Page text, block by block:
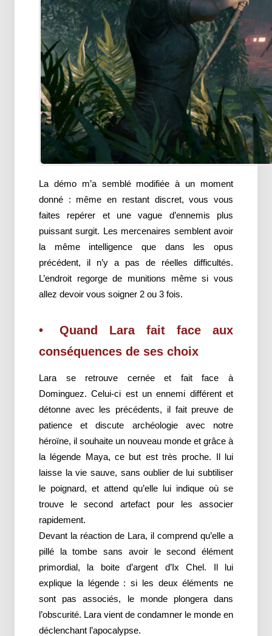
La démo m’a semblé modifiée à un moment
donné : même en restant discret, vous vous
faites repérer et une vague d’ennemis plus
puissant surgit. Les mercenaires semblent avoir
la même intelligence que dans les opus
précédent, il n’y a pas de réelles difficultés.
L’endroit regorge de munitions même si vous
allez devoir vous soigner 2 ou 3 fois.
Quand Lara fait face aux
conséquences de ses choix
Lara se retrouve cernée et fait face à
Dominguez. Celui-ci est un ennemi différent et
détonne avec les précédents, il fait preuve de
patience et discute archéologie avec notre
héroïne, il souhaite un nouveau monde et grâce à
la légende Maya, ce but est très proche. Il lui
laisse la vie sauve, sans oublier de lui subtiliser
le poignard, et attend qu’elle lui indique où se
trouve le second artefact pour les associer
rapidement.
Devant la réaction de Lara, il comprend qu’elle a
pillé la tombe sans avoir le second élément
primordial, la boite d’argent d’Ix Chel. Il lui
explique la légende : si les deux éléments ne
sont pas associés, le monde plongera dans
l’obscurité. Lara vient de condamner le monde en
déclenchant l’apocalypse.